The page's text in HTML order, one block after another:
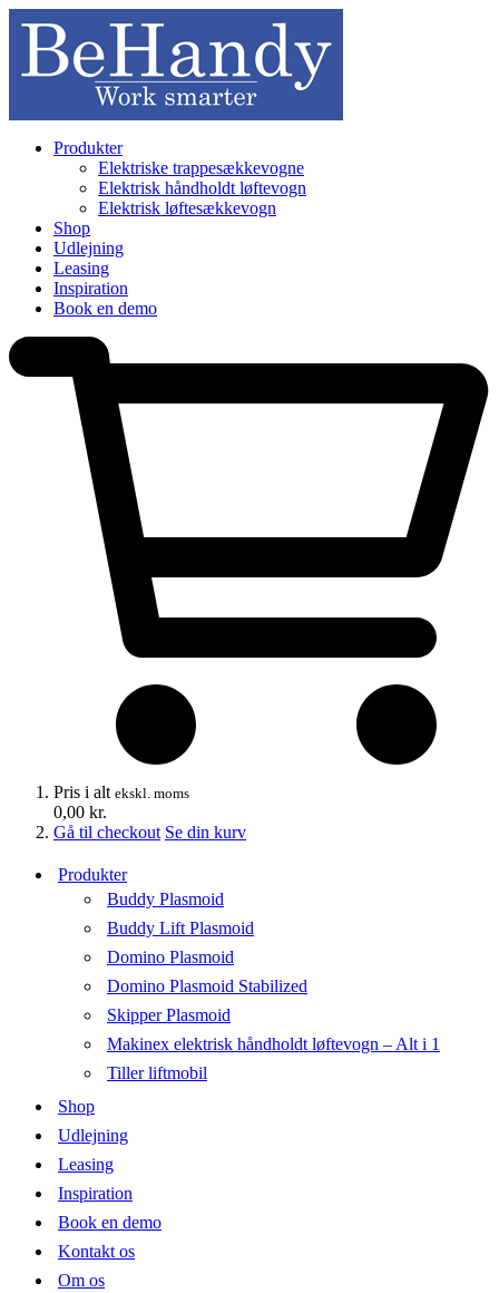
Produkter
Elektriske trappesækkevogne
Elektrisk håndholdt løftevogn
Elektrisk løftesækkevogn
Shop
Udlejning
Leasing
Inspiration
Book en demo
Pris i alt ekskl. moms
0,00 kr.
Gå til checkout Se din kurv
Produkter
Buddy Plasmoid
Buddy Lift Plasmoid
Domino Plasmoid
Domino Plasmoid Stabilized
Skipper Plasmoid
Makinex elektrisk håndholdt løftevogn – Alt i 1
Tiller liftmobil
Shop
Udlejning
Leasing
Inspiration
Book en demo
Kontakt os
Om os